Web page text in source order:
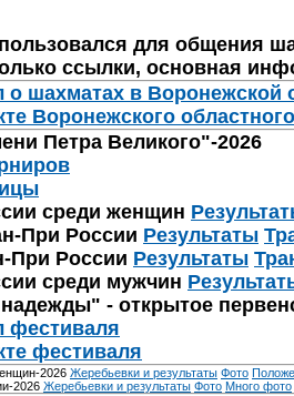
для общения
ссылки, основная
о шахматах в Воронежской
Воронежского
Петра Великого"-2026
среди женщин
При России Результаты
При России Результаты
среди мужчин
- открытое
фестиваля
фестиваля
2026 Жеребьевки и результаты Фото
2026 Жеребьевки и результаты Фото Много фото